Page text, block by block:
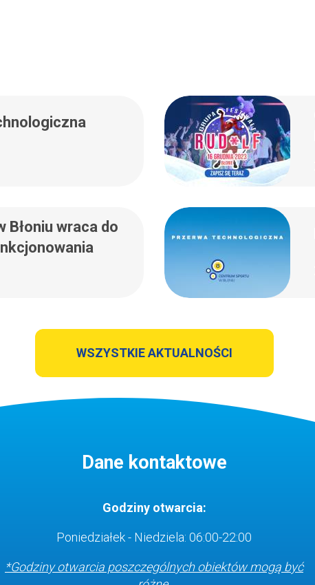
Błoniu wraca do
WSZYSTKIE AKTUALNOŚCI
Dane kontaktowe
Godziny otwarcia:
Poniedziałek - Niedziela: 06:00-22:00
*Godziny otwarcia poszczególnych obiektówmogą być